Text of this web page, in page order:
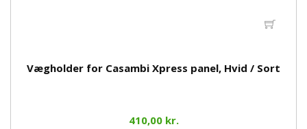
Vægholder for Casambi Xpress panel, Hvid / Sort
410,00 kr.